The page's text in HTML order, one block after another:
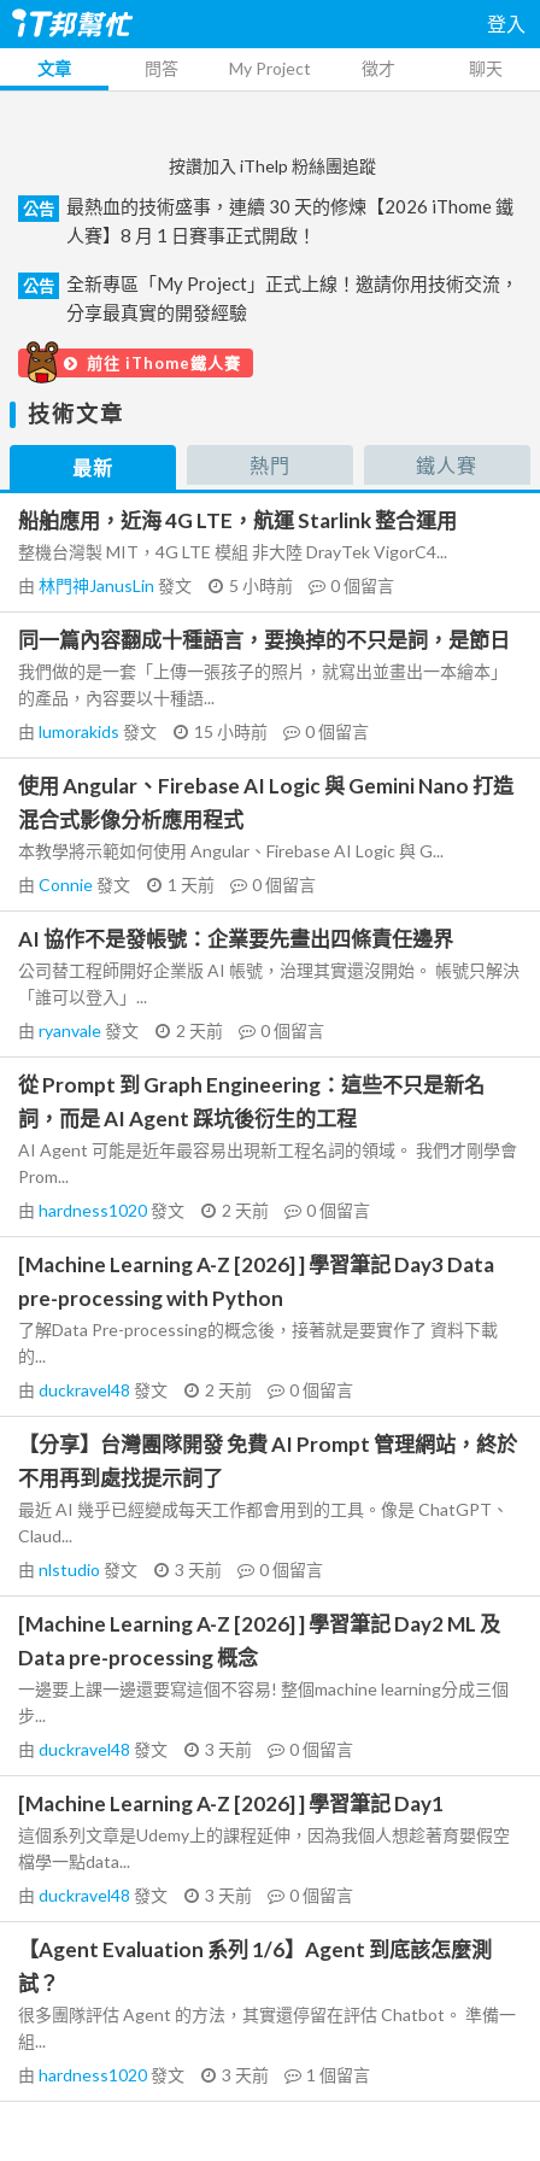
登入
文章 問答 My Project 徵才 聊天
按讚加入 iThelp 粉絲團追蹤
公告
最熱血的技術盛事，連續 30 天的修煉【2026 iThome 鐵
人賽】8 月 1 日賽事正式開啟！
公告
全新專區「My Project」正式上線！邀請你用技術交流，
分享最真實的開發經驗
前往 iThome鐵人賽
技術文章
最新 熱門 鐵人賽
船舶應用，近海 4G LTE，航運 Starlink 整合運用
整機台灣製 MIT，4G LTE 模組 非大陸 DrayTek VigorC4...
由 林門神JanusLin 發文 5 小時前 0個留言
同一篇內容翻成十種語言，要換掉的不只是詞，是節日
我們做的是一套「上傳一張孩子的照片，就寫出並畫出一本繪本」
的產品，內容要以十種語...
由 lumorakids 發文 15 小時前 0個留言
使用 Angular、Firebase AI Logic 與 Gemini Nano 打造
混合式影像分析應用程式
本教學將示範如何使用 Angular、Firebase AI Logic 與 G...
由 Connie發文 1 天前 0個留言
AI 協作不是發帳號：企業要先畫出四條責任邊界
公司替工程師開好企業版 AI 帳號，治理其實還沒開始。 帳號只解決
「誰可以登入」...
由 ryanvale發文 2 天前 0個留言
從 Prompt 到 Graph Engineering：這些不只是新名
詞，而是 AI Agent 踩坑後衍生的工程
AI Agent 可能是近年最容易出現新工程名詞的領域。 我們才剛學會
Prom...
由 hardness1020發文 2 天前 0個留言
[Machine Learning A-Z [2026] ] 學習筆記 Day3 Data
pre-processing with Python
了解Data Pre-processing的概念後，接著就是要實作了 資料下載
的...
由 duckravel48 發文 2 天前 0個留言
【分享】台灣團隊開發 免費 AI Prompt 管理網站，終於
不用再到處找提示詞了
最近 AI 幾乎已經變成每天工作都會用到的工具。像是 ChatGPT、
Claud...
由 nlstudio 發文 3 天前 0個留言
[Machine Learning A-Z [2026] ] 學習筆記 Day2 ML 及
Data pre-processing 概念
一邊要上課一邊還要寫這個不容易! 整個machine learning分成三個
步...
由 duckravel48 發文 3 天前 0個留言
[Machine Learning A-Z [2026] ] 學習筆記 Day1
這個系列文章是Udemy上的課程延伸，因為我個人想趁著育嬰假空
檔學一點data...
由 duckravel48 發文 3 天前 0個留言
【Agent Evaluation 系列 1/6】Agent 到底該怎麼測
試？
很多團隊評估 Agent 的方法，其實還停留在評估 Chatbot。 準備一
組...
由 hardness1020發文 3 天前 1 個留言